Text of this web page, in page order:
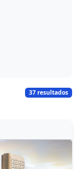
37 resultados